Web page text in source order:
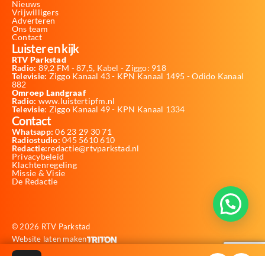
Nieuws
Vrijwilligers
Adverteren
Ons team
Contact
Luister en kijk
RTV Parkstad
Radio: 89,2 FM - 87,5, Kabel - Ziggo: 918
Televisie: Ziggo Kanaal 43 - KPN Kanaal 1495 - Odido Kanaal
882
Omroep Landgraaf
Radio: www.luistertipfm.nl
Televisie: Ziggo Kanaal 49 - KPN Kanaal 1334
Contact
Whatsapp: 06 23 29 30 71
Radiostudio: 045 5610 610
Redactie:redactie@rtvparkstad.nl
Privacybeleid
Klachtenregeling
Missie & Visie
De Redactie
© 2026 RTV Parkstad
Website laten maken